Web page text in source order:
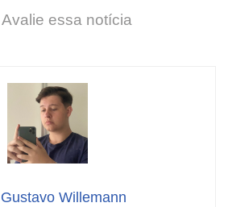
de emoção
Avalie essa notícia
Willemann